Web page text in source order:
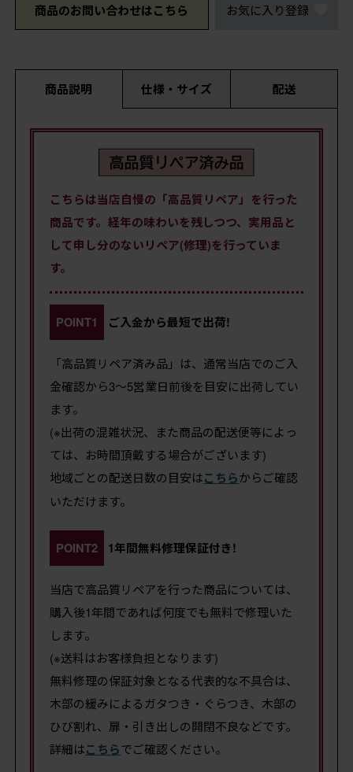
商品のお問い合わせはこちら お気に入り登録
商品説明 仕様・サイズ 配送
こちらは当店自慢の「高品質リペア」を行った
商品です。経年の味わいを残しつつ、実用品と
して申し分のないリペア(修理)を行っていま
す。
POINT1 ご入金から最短で出荷!
「高品質リペア済み品」は、通常当店でのご入
金確認から3～5営業日前後を目安に出荷してい
ます。
(※出荷の混雑状況、また商品の配送便等によっ
ては、お時間頂戴する場合がございます)
地域ごとの配送日数の目安はこちらからご確認
いただけます。
POINT2 1年間無料修理保証付き!
当店で高品質リペアを行った商品については、
購入後1年間であれば何度でも無料で修理いた
します。
(※送料はお客様負担となります)
無料修理の保証対象となる代表的な不具合は、
木部の緩みによるガタつき・ぐらつき、木部の
ひび割れ、扉・引き出しの開閉不良などです。
詳細はこちらでご確認ください。